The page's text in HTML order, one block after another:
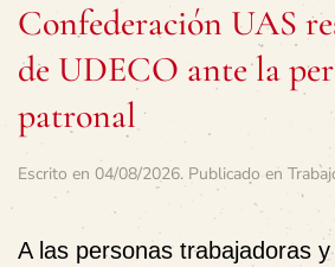
Confederación UAS
de UDECO ante la
patronal
Escrito en 04/08/2026. Publicado en
A las personas trabajadoras